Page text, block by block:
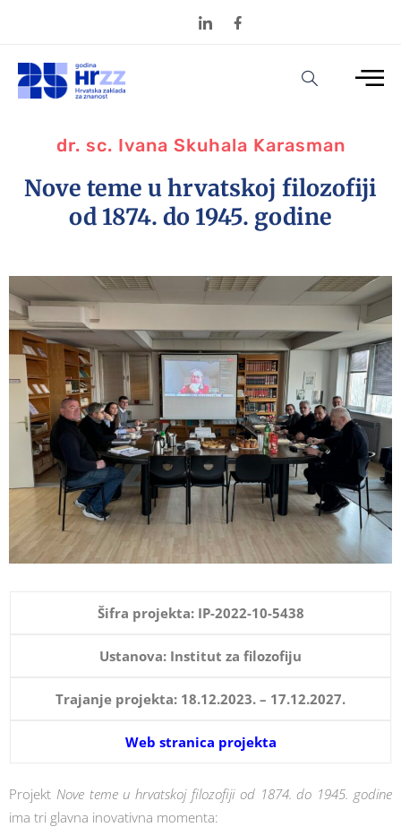
dr. sc. Ivana Skuhala Karasman
Nove teme u hrvatskoj filozofiji
od 1874. do 1945. godine
Šifra projekta: IP-2022-10-5438
Ustanova: Institut za filozofiju
Trajanje projekta: 18.12.2023. – 17.12.2027.
Web stranica projekta
Projekt Nove teme u hrvatskoj filozofiji od 1874. do 1945. godine
ima tri glavna inovativna momenta: